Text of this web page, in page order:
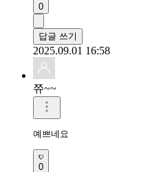
0
답글 쓰기
2025.09.01 16:58
쮸~~
예쁘네요
0